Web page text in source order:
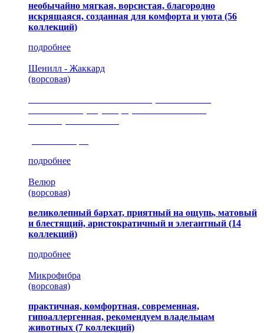
необычайно мягкая, ворсистая, благородно
искрящаяся, созданная для комфорта и уюта (56
коллекций)
подробнее
Шенилл - Жаккард
(ворсовая)
подробнее
Велюр
(ворсовая)
великолепный бархат, приятный на ощупь, матовый
и блестящий, аристократичный и элегантный (14
коллекций)
подробнее
Микрофибра
(ворсовая)
практичная, комфортная, современная,
гипоаллергенная, рекомендуем владельцам
животных (7 коллекций)